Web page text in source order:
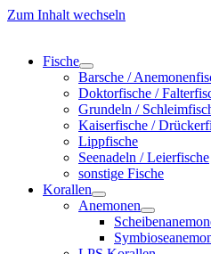
Zum Inhalt wechseln
Fische
Barsche /
Doktorfische /
Grundeln /
Kaiserfische /
Lippfische
Seenadeln / Leierfische
sonstige Fische
Korallen
Anemonen